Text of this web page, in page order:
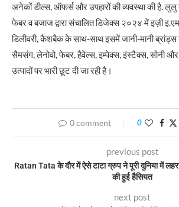
अनेकों डील्स, ऑफर्स और उपहारों की व्यवस्था की है. लुलु
फेबर व बजाज द्वारा संचालित डिजेक्स २०२४ में इज़ी
डिलीवरी, कैशबैक के साथ-साथ इसमें जानी-मानी
सैमसंग, लेनोवो, फेबर, हैवेल्स, इम्पेक्स, इंस्टैक्स, सोनी
उत्पादों पर भारी छूट दी जा रही है।
0 comment 0
previous post
Ratan Tata के दौर में ऐसे टाटा ग्रुप ने पूरी दुनिया में
की हुई हैसियत
next post